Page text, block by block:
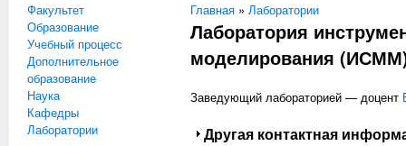
Факультет
Образование
Учебный процесс
Дополнительное
образование
Наука
Кафедры
Лаборатории
Вы здесь
Главная » Лаборатории
Лаборатория
моделирования
Заведующий лабораторией — доцент
Показать
Другая контактная